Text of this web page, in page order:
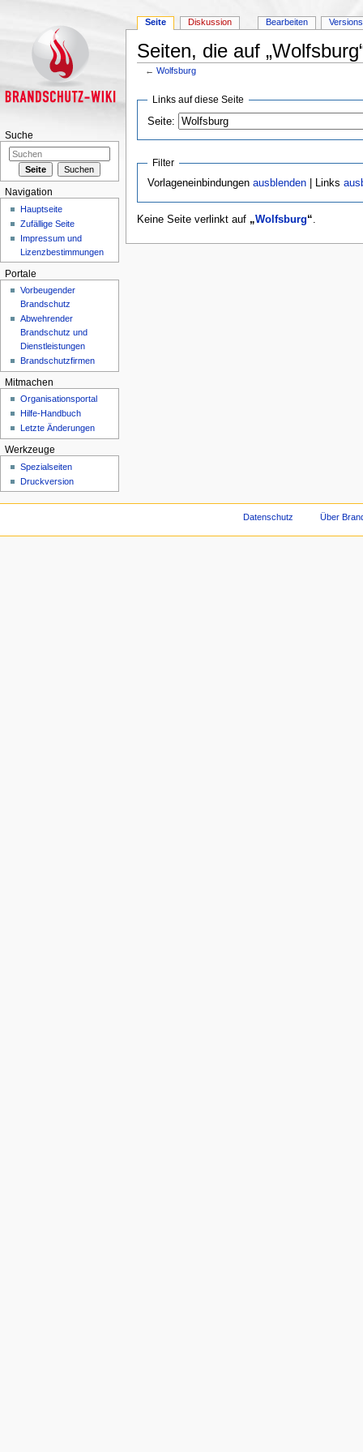
Seiten, die auf
←Wolfsburg
Links auf diese Seite
Seite:
Filter
Vorlageneinbindungenausblenden | Links
Keine Seite verlinkt auf „Wolfsburg“.
Seite Diskussion Bearbeiten
Suche
Navigation
Hauptseite
Zufällige Seite
Impressum und
Lizenzbestimmungen
Portale
Vorbeugender
Brandschutz
Abwehrender
Brandschutz und
Dienstleistungen
Brandschutzfirmen
Mitmachen
Organisationsportal
Hilfe-Handbuch
Letzte Änderungen
Werkzeuge
Spezialseiten
Druckversion
Datenschutz Über